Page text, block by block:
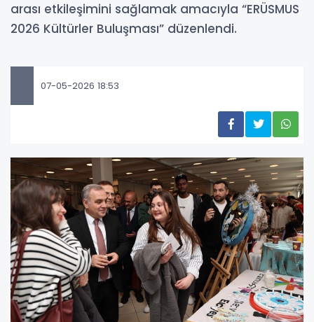
arası etkileşimini sağlamak amacıyla “ERÜSMUS
2026 Kültürler Buluşması” düzenlendi.
07-05-2026 18:53